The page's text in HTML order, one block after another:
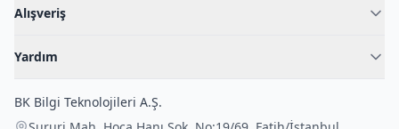
Blog
İç Giyim Rehberi
Alışveriş
Fantazi İç Giyim
Çocuk İç Giyim
Yardım
İade Politikası
BK Bilgi Teknolojileri A.Ş.